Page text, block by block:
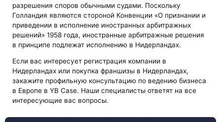
разрешения споров обычными судами. Поскольку
Голландия являются стороной Конвенции «О признании и
приведении в исполнение иностранных арбитражных
решений» 1958 года, иностранные арбитражные решения
в принципе подлежат исполнению в Нидерландах.
Если вас интересует регистрация компании в
Нидерландах или покупка франшизы в Нидерландах,
закажите профильную консультацию по ведению бизнеса
в Европе в YB Case. Наши специалисты ответят на все
интересующие вас вопросы.